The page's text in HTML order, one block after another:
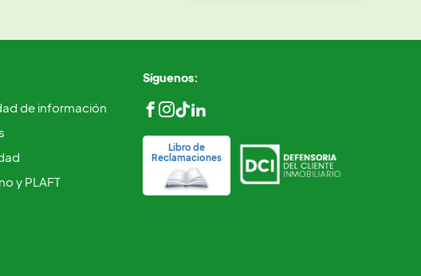
de información
y PLAFT
Síguenos:
Libro de
Reclamaciones